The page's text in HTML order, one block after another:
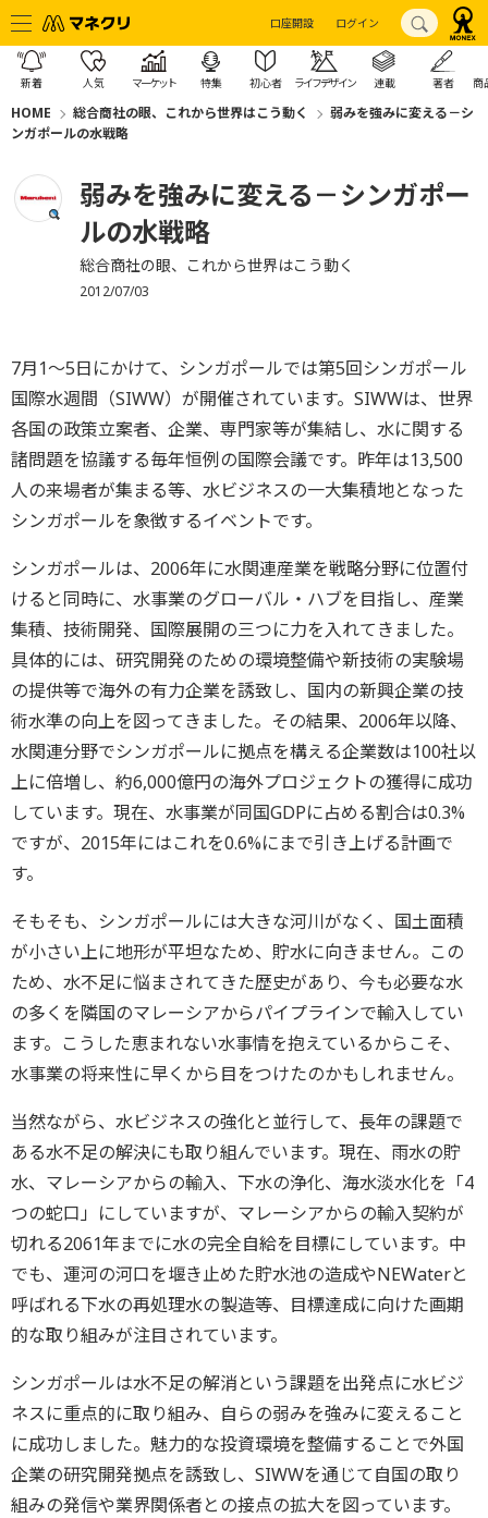
口座開設 ログイン
新着 人気 マーケット 特集 初心者 ライフデザイン 連載 著者 商
HOME 総合商社の眼、これから世界はこう動く
弱みを強みに変える－シ
ンガポールの水戦略
弱みを強みに変える－シンガポー
ルの水戦略
総合商社の眼、これから世界はこう動く
2012/07/03
7月1～5日にかけて、シンガポールでは第5回シンガポール
国際水週間（SIWW）が開催されています。SIWWは、世界
各国の政策立案者、企業、専門家等が集結し、水に関する
諸問題を協議する毎年恒例の国際会議です。昨年は13,500
人の来場者が集まる等、水ビジネスの一大集積地となった
シンガポールを象徴するイベントです。
シンガポールは、2006年に水関連産業を戦略分野に位置付
けると同時に、水事業のグローバル・ハブを目指し、産業
集積、技術開発、国際展開の三つに力を入れてきました。
具体的には、研究開発のための環境整備や新技術の実験場
の提供等で海外の有力企業を誘致し、国内の新興企業の技
術水準の向上を図ってきました。その結果、2006年以降、
水関連分野でシンガポールに拠点を構える企業数は100社以
上に倍増し、約6,000億円の海外プロジェクトの獲得に成功
しています。現在、水事業が同国GDPに占める割合は0.3%
ですが、2015年にはこれを0.6%にまで引き上げる計画で
す。
そもそも、シンガポールには大きな河川がなく、国土面積
が小さい上に地形が平坦なため、貯水に向きません。この
ため、水不足に悩まされてきた歴史があり、今も必要な水
の多くを隣国のマレーシアからパイプラインで輸入してい
ます。こうした恵まれない水事情を抱えているからこそ、
水事業の将来性に早くから目をつけたのかもしれません。
当然ながら、水ビジネスの強化と並行して、長年の課題で
ある水不足の解決にも取り組んでいます。現在、雨水の貯
水、マレーシアからの輸入、下水の浄化、海水淡水化を「4
つの蛇口」にしていますが、マレーシアからの輸入契約が
切れる2061年までに水の完全自給を目標にしています。中
でも、運河の河口を堰き止めた貯水池の造成やNEWaterと
呼ばれる下水の再処理水の製造等、目標達成に向けた画期
的な取り組みが注目されています。
シンガポールは水不足の解消という課題を出発点に水ビジ
ネスに重点的に取り組み、自らの弱みを強みに変えること
に成功しました。魅力的な投資環境を整備することで外国
企業の研究開発拠点を誘致し、SIWWを通じて自国の取り
組みの発信や業界関係者との接点の拡大を図っています。